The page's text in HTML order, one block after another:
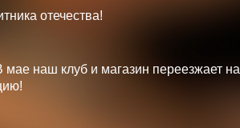
отечества!
наш клуб и магазин переезжает на